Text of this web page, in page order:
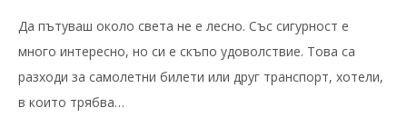
Да пътуваш около света не е лесно. Със сигурност е
много интересно, но си е скъпо удоволствие. Това са
разходи за самолетни билети или друг транспорт, хотели,
в които трябва…